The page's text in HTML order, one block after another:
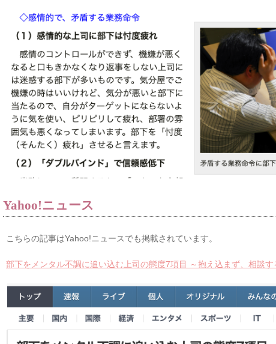
Yahoo!ニュース
こちらの記事はYahoo!ニュースでも掲載されています。
部下をメンタル不調に追い込む上司の態度7項目 ～抱え込まず、相談す